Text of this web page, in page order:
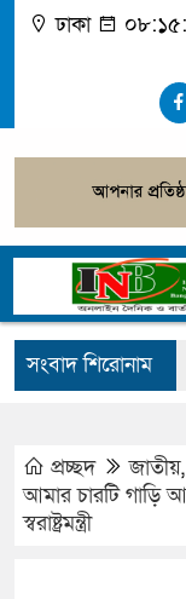
ঢাকা
সংবাদ শিরোনাম
প্রচ্ছদ জাতীয়
আমার চারটি গাড়ি
স্বরাষ্ট্রমন্ত্রী